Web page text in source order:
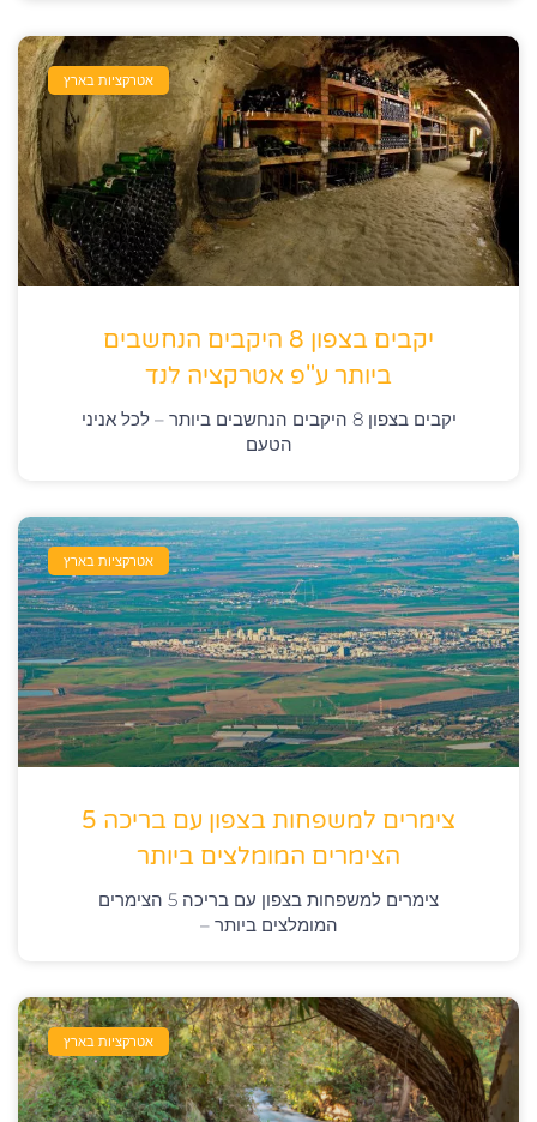
אטרקציות בארץ
יקבים בצפון 8 היקבים הנחשבים
ביותר ע"פ אטרקציה לנד
יקבים בצפון 8 היקבים הנחשבים ביותר – לכל אניני
הטעם
אטרקציות בארץ
צימרים למשפחות בצפון עם בריכה 5
הצימרים המומלצים ביותר
צימרים למשפחות בצפון עם בריכה 5 הצימרים
המומלצים ביותר –
אטרקציות בארץ